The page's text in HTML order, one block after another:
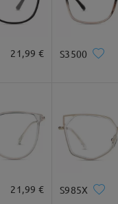
21,99 € S3500
21,99 € S985X